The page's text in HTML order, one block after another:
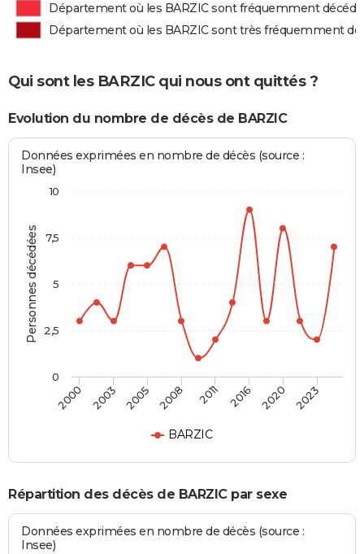
Département où les BARZIC sont fréquemment
Département où les BARZIC sont très fréquemment
Qui sont les BARZIC qui nous ont quittés ?
Evolution du nombre de décès de BARZIC
Personnes décédées
Données exprimées en nombre de décès (source :
Insee)
BARZIC
2000 2003 2005 2008 2011 2016 2020 2023
0
2,5
5
7,5
10
Répartition des décès de BARZIC par sexe
Données exprimées en nombre de décès (source :
Insee)